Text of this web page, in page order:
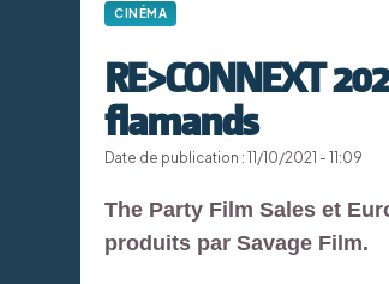
CINÉMA
RE>CONNEXT
flamands
Date de publication : 11/10/2021 - 11:09
The Party Film Sales et
produits par Savage Film.